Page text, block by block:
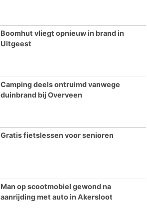
Boomhut vliegt opnieuw in brand in
Uitgeest
Camping deels ontruimd vanwege
duinbrand bij Overveen
Gratis fietslessen voor senioren
Man op scootmobiel gewond na
aanrijding met auto in Akersloot